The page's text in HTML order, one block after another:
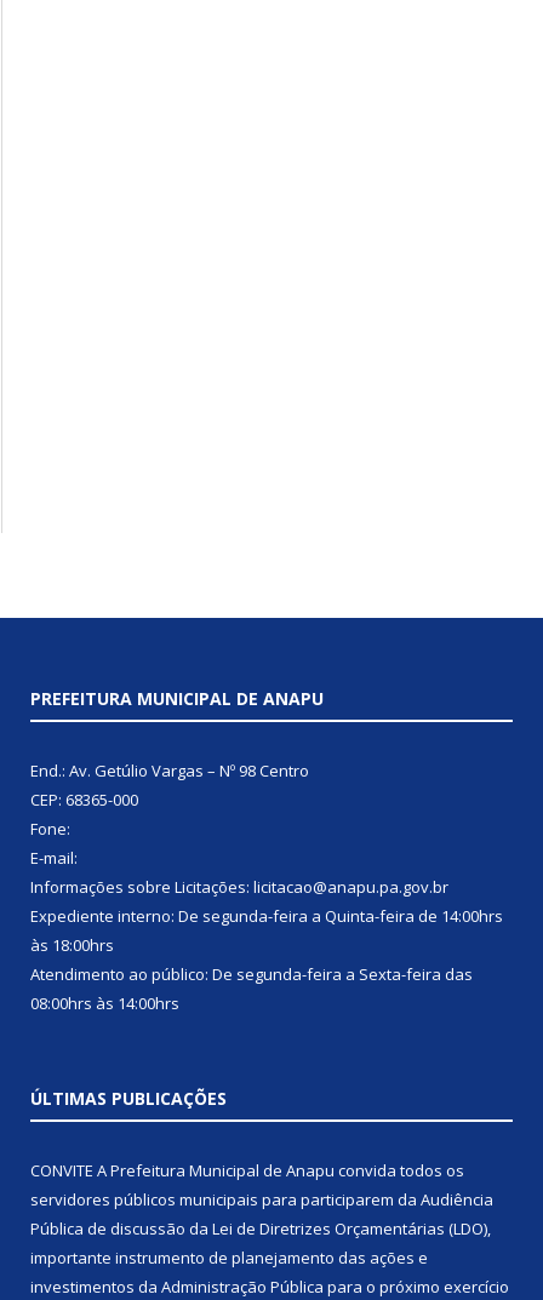
PREFEITURA MUNICIPAL DE ANAPU
End.: Av. Getúlio Vargas – Nº 98 Centro
CEP: 68365-000
Fone:
E-mail:
Informações sobre Licitações: licitacao@anapu.pa.gov.br
Expediente interno: De segunda-feira a Quinta-feira de 14:00hrs
às 18:00hrs
Atendimento ao público: De segunda-feira a Sexta-feira das
08:00hrs às 14:00hrs
ÚLTIMAS PUBLICAÇÕES
CONVITE A Prefeitura Municipal de Anapu convida todos os
servidores públicos municipais para participarem da Audiência
Pública de discussão da Lei de Diretrizes Orçamentárias (LDO),
importante instrumento de planejamento das ações e
investimentos da Administração Pública para o próximo exercício